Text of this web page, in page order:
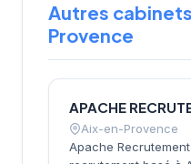
Autres
Provence
APACHE
Aix-en-Provence
Apache